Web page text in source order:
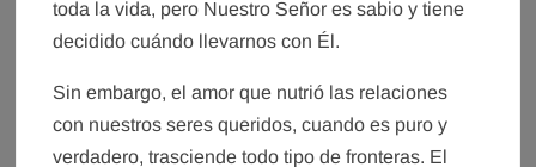
toda la vida, pero Nuestro Señor es sabio y tiene
decidido cuándo llevarnos con Él.
Sin embargo, el amor que nutrió las relaciones
con nuestros seres queridos, cuando es puro y
verdadero, trasciende todo tipo de fronteras. El